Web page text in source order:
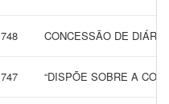
748 CONCESSÃO DE
747 “DISPÕE SOBRE A